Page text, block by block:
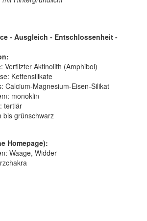
- Ausgleich - Entschlossenheit -
Verfilzter Aktinolith (Amphibol)
Kettensilikate
Calcium-Magnesium-Eisen-Silikat
monoklin
tertiär
bis grünschwarz
Homepage):
Waage, Widder